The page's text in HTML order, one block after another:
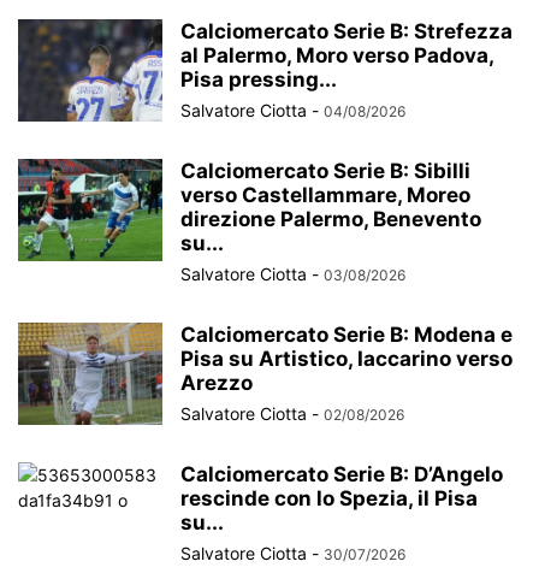
Calciomercato Serie B: Strefezza
al Palermo, Moro verso Padova,
Pisa pressing...
Salvatore Ciotta - 04/08/2026
Calciomercato Serie B: Sibilli
verso Castellammare, Moreo
direzione Palermo, Benevento
su...
Salvatore Ciotta - 03/08/2026
Calciomercato Serie B: Modena e
Pisa su Artistico, Iaccarino verso
Arezzo
Salvatore Ciotta - 02/08/2026
Calciomercato Serie B: D’Angelo
rescinde con lo Spezia, il Pisa
su...
Salvatore Ciotta - 30/07/2026